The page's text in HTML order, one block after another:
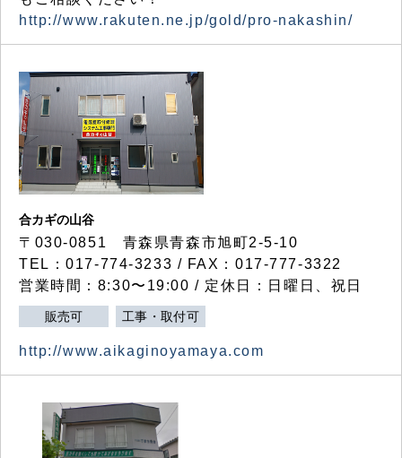
http://www.rakuten.ne.jp/gold/pro-nakashin/
合カギの山谷
〒030-0851 青森県青森市旭町2-5-10
TEL：017-774-3233 / FAX：017-777-3322
営業時間：8:30〜19:00 / 定休日：日曜日、祝日
販売可 工事・取付可
http://www.aikaginoyamaya.com